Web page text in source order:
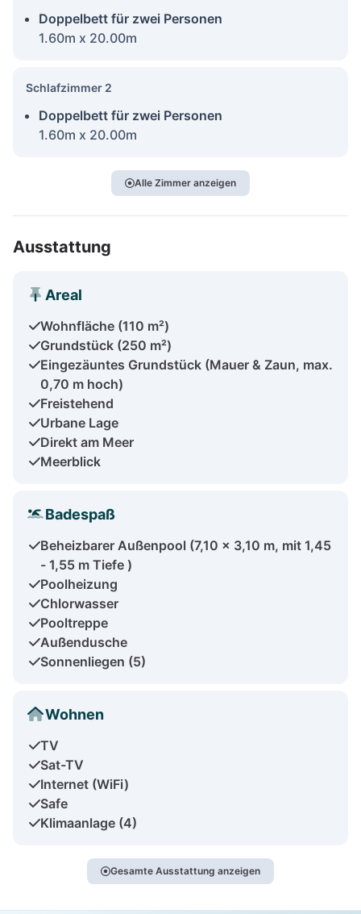
Doppelbett für zwei Personen
1.60m x 20.00m
Schlafzimmer 2
Doppelbett für zwei Personen
1.60m x 20.00m
Alle Zimmer anzeigen
Ausstattung
Areal
Wohnfläche (110 m²)
Grundstück (250 m²)
Eingezäuntes Grundstück (Mauer & Zaun, max.
0,70 m hoch)
Freistehend
Urbane Lage
Direkt am Meer
Meerblick
Badespaß
Beheizbarer Außenpool (7,10 x 3,10 m, mit 1,45
- 1,55 m Tiefe )
Poolheizung
Chlorwasser
Pooltreppe
Außendusche
Sonnenliegen (5)
Wohnen
TV
Sat-TV
Internet (WiFi)
Safe
Klimaanlage (4)
Gesamte Ausstattung anzeigen